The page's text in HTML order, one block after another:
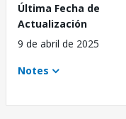
Última Fecha de
Actualización
9 de abril de 2025
Notes